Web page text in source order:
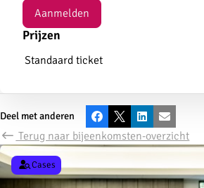
Aanmelden
Prijzen
Standaard ticket
Deel met anderen Facebook
X LinkedInE-mail
Terug naar bijeenkomsten-overzicht
Cases